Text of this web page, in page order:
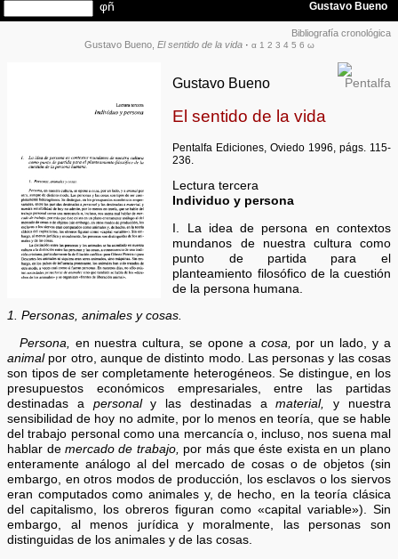
Bibliografía cronológica
Gustavo Bueno, El sentido de la vida· α 1 2 3 4 5 6 ω
Gustavo Bueno
El sentido de la vida
Pentalfa Ediciones, Oviedo 1996, págs. 115-
236.
Lectura tercera
Individuo y persona
I. La idea de persona en contextos
mundanos de nuestra cultura como
punto de partida para el
planteamiento filosófico de la cuestión
de la persona humana.
1. Personas, animales y cosas.
Persona, en nuestra cultura, se opone a cosa, por un lado, y a
animalpor otro, aunque de distinto modo. Las personas y las cosas
son tipos de ser completamente heterogéneos. Se distingue, en los
presupuestos económicos empresariales, entre las partidas
destinadas a personaly las destinadas amaterial, y nuestra
sensibilidad de hoy no admite, por lo menos en teoría, que se hable
del trabajo personal como una mercancía o, incluso, nos suena mal
hablar de mercado de trabajo, por más que éste exista en un plano
enteramente análogo al del mercado de cosas o de objetos (sin
embargo, en otros modos de producción, los esclavos o los siervos
eran computados como animales y, de hecho, en la teoría clásica
del capitalismo, los obreros figuran como «capital variable»). Sin
embargo, al menos jurídica y moralmente, las personas son
distinguidas de los animales y de las cosas.